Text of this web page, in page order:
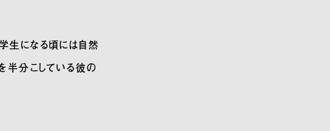
生になる頃には自然
半分こしている彼の